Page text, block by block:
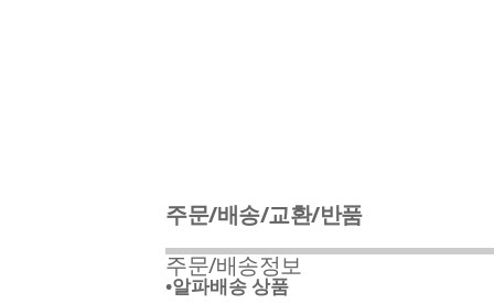
주문/배송/교환/반품
주문/배송정보
•알파배송 상품